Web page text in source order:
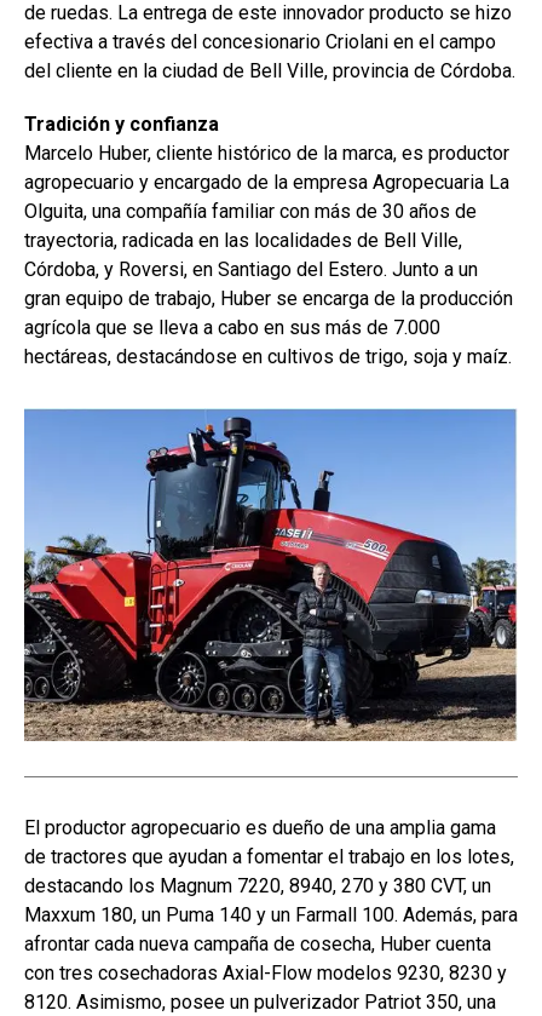
de ruedas. La entrega de este innovador producto se hizo
efectiva a través del concesionario Criolani en el campo
del cliente en la ciudad de Bell Ville, provincia de Córdoba.
Tradición y confianza
Marcelo Huber, cliente histórico de la marca, es productor
agropecuario y encargado de la empresa Agropecuaria La
Olguita, una compañía familiar con más de 30 años de
trayectoria, radicada en las localidades de Bell Ville,
Córdoba, y Roversi, en Santiago del Estero. Junto a un
gran equipo de trabajo, Huber se encarga de la producción
agrícola que se lleva a cabo en sus más de 7.000
hectáreas, destacándose en cultivos de trigo, soja y maíz.
El productor agropecuario es dueño de una amplia gama
de tractores que ayudan a fomentar el trabajo en los lotes,
destacando los Magnum 7220, 8940, 270 y 380 CVT, un
Maxxum 180, un Puma 140 y un Farmall 100. Además, para
afrontar cada nueva campaña de cosecha, Huber cuenta
con tres cosechadoras Axial-Flow modelos 9230, 8230 y
8120. Asimismo, posee un pulverizador Patriot 350, una